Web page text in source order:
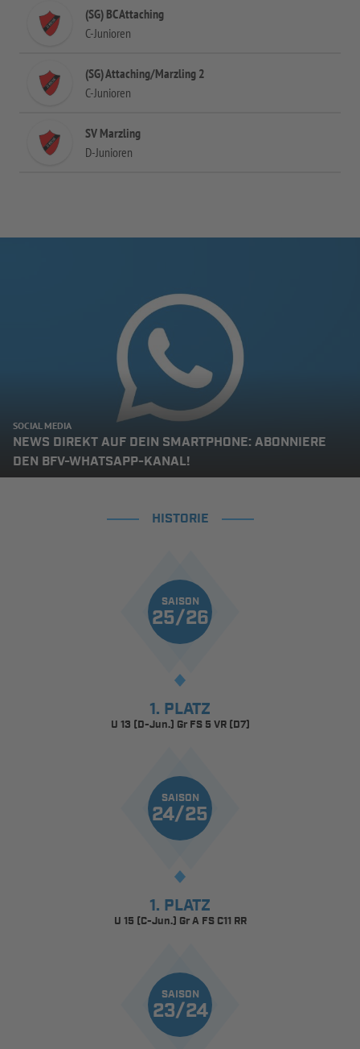
(SG) BC Attaching
C-Junioren
(SG) Attaching/Marzling 2
C-Junioren
SV Marzling
D-Junioren
SOCIAL MEDIA
NEWS DIREKT AUF DEIN SMARTPHONE: ABONNIERE
DEN BFV-WHATSAPP-KANAL!
HISTORIE
SAISON
25/26
1. PLATZ
U 13 (D-Jun.) Gr FS 5 VR (D7)
SAISON
24/25
1. PLATZ
U 15 (C-Jun.) Gr A FS C11 RR
SAISON
23/24